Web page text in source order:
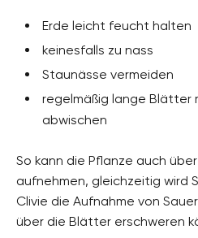
Erde leicht feucht halten
keinesfalls zu nass
Staunässe vermeiden
regelmäßig lange Blätter
abwischen
So kann die Pflanze auch
aufnehmen, gleichzeitig wird
Clivie die Aufnahme von
über die Blätter erschweren